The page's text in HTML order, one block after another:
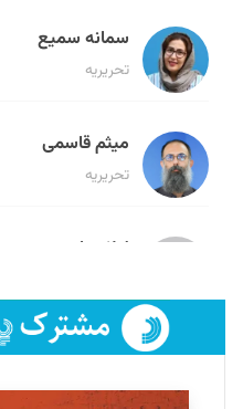
سمانه سمیع
تحریریه
میثم قاسمی
تحریریه
لیلا حنارود
فائزه فتحی رستمی
تحریریه